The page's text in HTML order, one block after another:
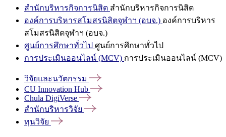
สำนักบริหารกิจการนิสิต สำนักบริหารกิจการนิสิต
องค์การบริหารสโมสรนิสิตจุฬาฯ (อบจ.) องค์การบริหาร
สโมสรนิสิตจุฬาฯ (อบจ.)
ศูนย์การศึกษาทั่วไป ศูนย์การศึกษาทั่วไป
การประเมินออนไลน์ (MCV) การประเมินออนไลน์ (MCV)
วิจัยและนวัตกรรม
CU Innovation Hub
Chula DigiVerse
สำนักบริหารวิจัย
ทุนวิจัย